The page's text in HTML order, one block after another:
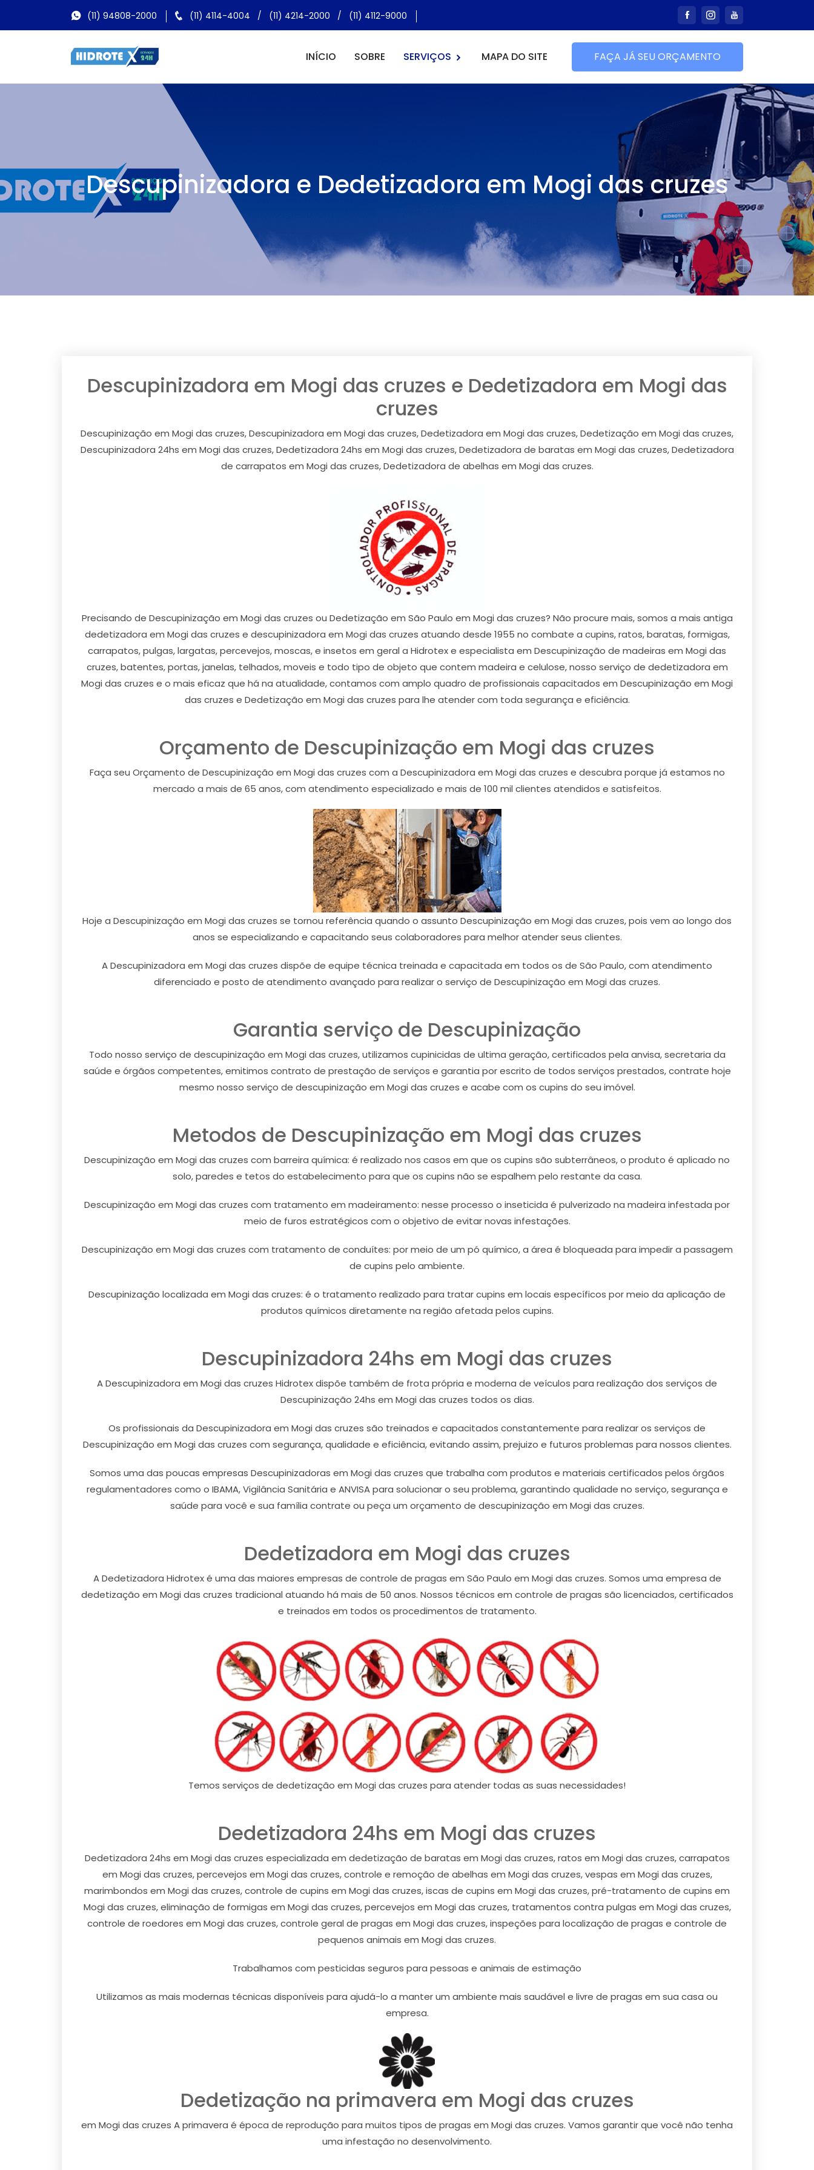
(11) 94808-2000 (11) 4114-4004 / (11) 4214-2000 / (11) 4112-9000
INÍCIO SOBRE SERVIÇOS MAPA DO SITE FAÇA JÁ SEU ORÇAMENTO
Descupinizadora e Dedetizadora em Mogi das cruzes
Descupinizadora em Mogi das cruzes e Dedetizadora em Mogi das
cruzes
Descupinização em Mogi das cruzes, Descupinizadora em Mogi das cruzes, Dedetizadora em Mogi das cruzes, Dedetização em Mogi das cruzes,
Descupinizadora 24hs em Mogi das cruzes, Dedetizadora 24hs em Mogi das cruzes, Dedetizadora de baratas em Mogi das cruzes, Dedetizadora
de carrapatos em Mogi das cruzes, Dedetizadora de abelhas em Mogi das cruzes.
Precisando de Descupinização em Mogi das cruzes ou Dedetização em São Paulo em Mogi das cruzes? Não procure mais, somos a mais antiga
dedetizadora em Mogi das cruzes e descupinizadora em Mogi das cruzes atuando desde 1955 no combate a cupins, ratos, baratas, formigas,
carrapatos, pulgas, largatas, percevejos, moscas, e insetos em geral a Hidrotex e especialista em Descupinização de madeiras em Mogi das
cruzes, batentes, portas, janelas, telhados, moveis e todo tipo de objeto que contem madeira e celulose, nosso serviço de dedetizadora em
Mogi das cruzes e o mais eficaz que há na atualidade, contamos com amplo quadro de profissionais capacitados em Descupinização em Mogi
das cruzes e Dedetização em Mogi das cruzes para lhe atender com toda segurança e eficiência.
Orçamento de Descupinização em Mogi das cruzes
Faça seu Orçamento de Descupinização em Mogi das cruzes com a Descupinizadora em Mogi das cruzes e descubra porque já estamos no
mercado a mais de 65 anos, com atendimento especializado e mais de 100 mil clientes atendidos e satisfeitos.
Hoje a Descupinização em Mogi das cruzes se tornou referência quando o assunto Descupinização em Mogi das cruzes, pois vem ao longo dos
anos se especializando e capacitando seus colaboradores para melhor atender seus clientes.
A Descupinizadora em Mogi das cruzes dispõe de equipe técnica treinada e capacitada em todos os de São Paulo, com atendimento
diferenciado e posto de atendimento avançado para realizar o serviço de Descupinização em Mogi das cruzes.
Garantia serviço de Descupinização
Todo nosso serviço de descupinização em Mogi das cruzes, utilizamos cupinicidas de ultima geração, certificados pela anvisa, secretaria da
saúde e órgãos competentes, emitimos contrato de prestação de serviços e garantia por escrito de todos serviços prestados, contrate hoje
mesmo nosso serviço de descupinização em Mogi das cruzes e acabe com os cupins do seu imóvel.
Metodos de Descupinização em Mogi das cruzes
Descupinização em Mogi das cruzes com barreira química: é realizado nos casos em que os cupins são subterrâneos, o produto é aplicado no
solo, paredes e tetos do estabelecimento para que os cupins não se espalhem pelo restante da casa.
Descupinização em Mogi das cruzes com tratamento em madeiramento: nesse processo o inseticida é pulverizado na madeira infestada por
meio de furos estratégicos com o objetivo de evitar novas infestações.
Descupinização em Mogi das cruzes com tratamento de conduítes: por meio de um pó químico, a área é bloqueada para impedir a passagem
de cupins pelo ambiente.
Descupinização localizada em Mogi das cruzes: é o tratamento realizado para tratar cupins em locais específicos por meio da aplicação de
produtos químicos diretamente na região afetada pelos cupins.
Descupinizadora 24hs em Mogi das cruzes
A Descupinizadora em Mogi das cruzes Hidrotex dispõe também de frota própria e moderna de veículos para realização dos serviços de
Descupinização 24hs em Mogi das cruzes todos os dias.
Os profissionais da Descupinizadora em Mogi das cruzes são treinados e capacitados constantemente para realizar os serviços de
Descupinização em Mogi das cruzes com segurança, qualidade e eficiência, evitando assim, prejuizo e futuros problemas para nossos clientes.
Somos uma das poucas empresas Descupinizadoras em Mogi das cruzes que trabalha com produtos e materiais certificados pelos órgãos
regulamentadores como o IBAMA, Vigilância Sanitária e ANVISA para solucionar o seu problema, garantindo qualidade no serviço, segurança e
saúde para você e sua família contrate ou peça um orçamento de descupinização em Mogi das cruzes.
Dedetizadora em Mogi das cruzes
A Dedetizadora Hidrotex é uma das maiores empresas de controle de pragas em São Paulo em Mogi das cruzes. Somos uma empresa de
dedetização em Mogi das cruzes tradicional atuando há mais de 50 anos. Nossos técnicos em controle de pragas são licenciados, certificados
e treinados em todos os procedimentos de tratamento.
Temos serviços de dedetização em Mogi das cruzes para atender todas as suas necessidades!
Dedetizadora 24hs em Mogi das cruzes
Dedetizadora 24hs em Mogi das cruzes especializada em dedetização de baratas em Mogi das cruzes, ratos em Mogi das cruzes, carrapatos
em Mogi das cruzes, percevejos em Mogi das cruzes, controle e remoção de abelhas em Mogi das cruzes, vespas em Mogi das cruzes,
marimbondos em Mogi das cruzes, controle de cupins em Mogi das cruzes, iscas de cupins em Mogi das cruzes, pré-tratamento de cupins em
Mogi das cruzes, eliminação de formigas em Mogi das cruzes, percevejos em Mogi das cruzes, tratamentos contra pulgas em Mogi das cruzes,
controle de roedores em Mogi das cruzes, controle geral de pragas em Mogi das cruzes, inspeções para localização de pragas e controle de
pequenos animais em Mogi das cruzes.
Trabalhamos com pesticidas seguros para pessoas e animais de estimação
Utilizamos as mais modernas técnicas disponíveis para ajudá-lo a manter um ambiente mais saudável e livre de pragas em sua casa ou
empresa.
Dedetização na primavera em Mogi das cruzes
em Mogi das cruzes A primavera é época de reprodução para muitos tipos de pragas em Mogi das cruzes. Vamos garantir que você não tenha
uma infestação no desenvolvimento.